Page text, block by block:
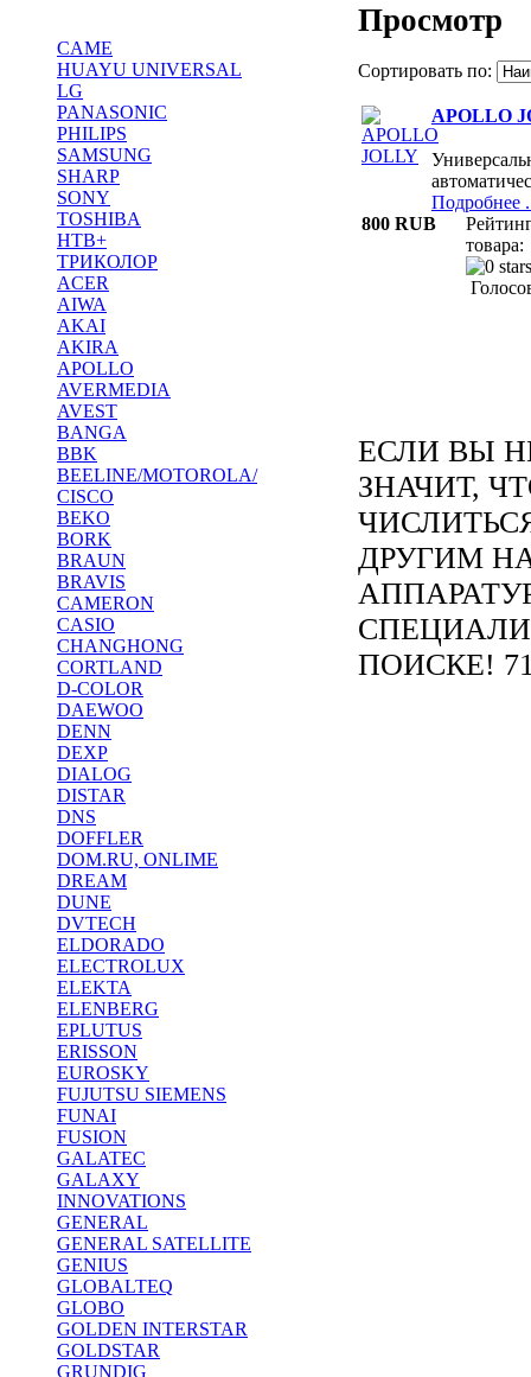
CAME
HUAYU UNIVERSAL
LG
PANASONIC
PHILIPS
SAMSUNG
SHARP
SONY
TOSHIBA
НТВ+
ТРИКОЛОР
ACER
AIWA
AKAI
AKIRA
APOLLO
AVERMEDIA
AVEST
BANGA
BBK
BEELINE/MOTOROLA/
CISCO
BEKO
BORK
BRAUN
BRAVIS
CAMERON
CASIO
CHANGHONG
CORTLAND
D-COLOR
DAEWOO
DENN
DEXP
DIALOG
DISTAR
DNS
DOFFLER
DOM.RU, ONLIME
DREAM
DUNE
DVTECH
ELDORADO
ELECTROLUX
ELEKTA
ELENBERG
EPLUTUS
ERISSON
EUROSKY
FUJUTSU SIEMENS
FUNAI
FUSION
GALATEC
GALAXY
INNOVATIONS
GENERAL
GENERAL SATELLITE
GENIUS
GLOBALTEQ
GLOBO
GOLDEN INTERSTAR
GOLDSTAR
GRUNDIG
Просмотр
Сортировать по:
APOLLO
Подробнее
800 RUB
товара:
ЕСЛИ ВЫ
ЗНАЧИТ,
ДРУГИМ
ПОИСКЕ!